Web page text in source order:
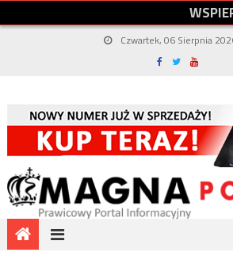
WSPIE
Czwartek, 06 Sierpnia